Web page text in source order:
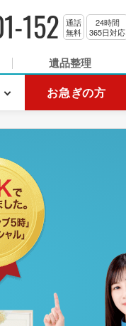
152
通話
無料
24時間
365日対応
遺品整理
お急ぎの方